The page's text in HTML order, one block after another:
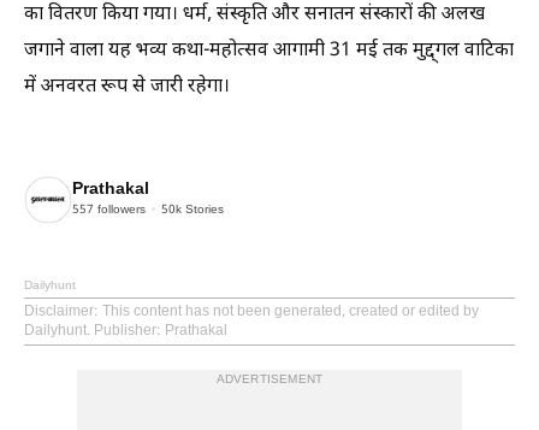
का वितरण किया गया। धर्म, संस्कृति और सनातन संस्कारों की अलख
जगाने वाला यह भव्य कथा-महोत्सव आगामी 31 मई तक मुद्द्गल वाटिका
में अनवरत रूप से जारी रहेगा।
Prathakal
557 followers 50k Stories
Dailyhunt
Disclaimer: This content has not been generated, created or edited by
Dailyhunt. Publisher: Prathakal
ADVERTISEMENT